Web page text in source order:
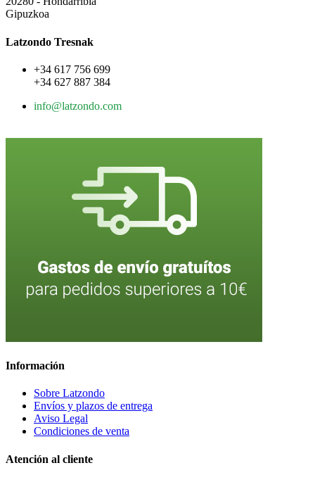
Gipuzkoa
Latzondo Tresnak
+34 617 756 699
+34 627 887 384
info@latzondo.com
Información
Sobre Latzondo
Envíos y plazos de entrega
Aviso Legal
Condiciones de venta
Atención al cliente